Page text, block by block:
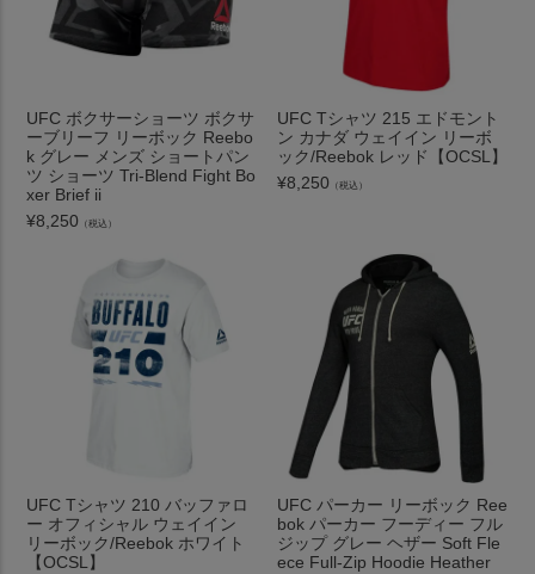
UFC ボクサーショーツ ボクサ
ーブリーフ リーボック Reebo
k グレー メンズ ショートパン
ツ ショーツ Tri-Blend Fight Bo
xer Brief ii
¥8,250 （税込）
UFC Tシャツ 215 エドモント
ン カナダ ウェイイン リーボ
ック/Reebok レッド【OCSL】
¥8,250 （税込）
UFC Tシャツ 210 バッファロ
ー オフィシャル ウェイイン
リーボック/Reebok ホワイト
【OCSL】
UFC パーカー リーボック Ree
bok パーカー フーディー フル
ジップ グレー ヘザー Soft Fle
ece Full-Zip Hoodie Heather